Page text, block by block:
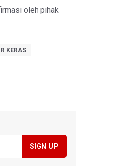
oleh pihak
KERAS